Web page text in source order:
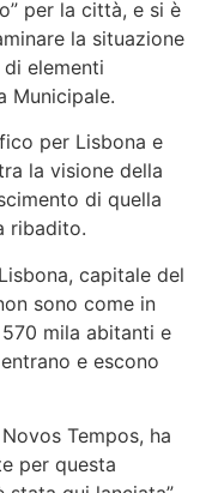
per la città, e si è
la situazione
elementi
Municipale.
per Lisbona e
la visione della
di quella
ribadito.
capitale del
sono come in
mila abitanti e
e escono
Tempos, ha
per questa